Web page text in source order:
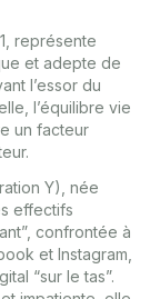
représente
et adepte de
l’essor du
l’équilibre vie
un facteur
Y), née
effectifs
confrontée à
et Instagram,
“sur le tas”.